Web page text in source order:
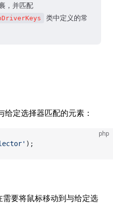
，并匹配
类中定义的常
给定选择器匹配的元素：
php
);
需要将鼠标移动到与给定选